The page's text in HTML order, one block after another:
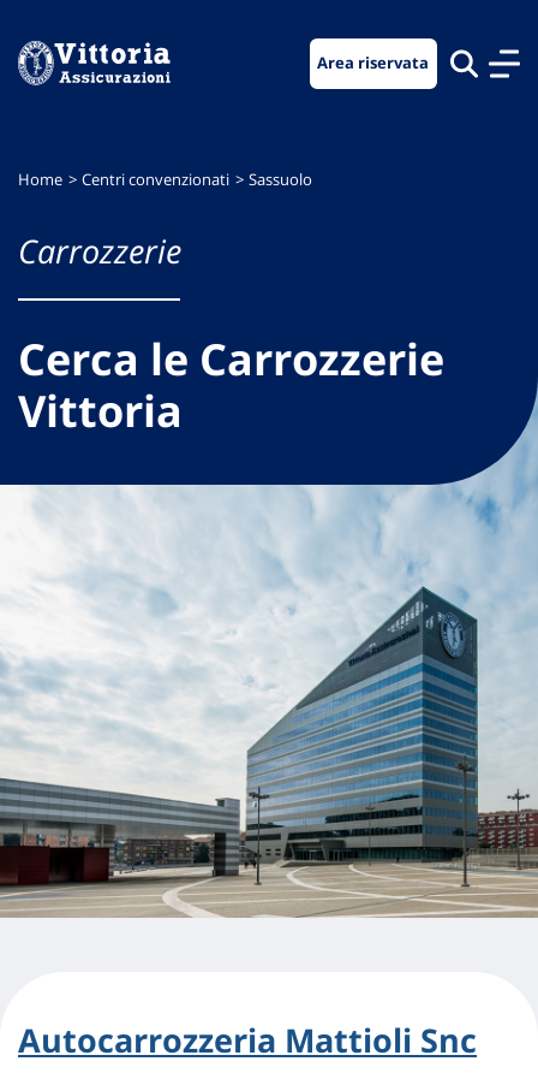
menu
contenuto
footer
Area riservata
Home Centri convenzionati Sassuolo
Carrozzerie
Cerca le Carrozzerie
Vittoria
Autocarrozzeria Mattioli Snc